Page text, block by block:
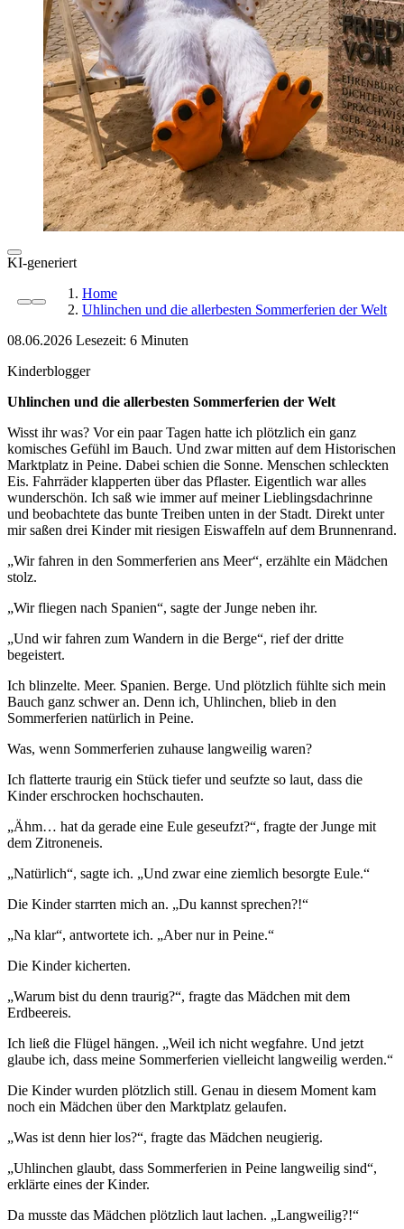
KI-generiert
Home
Uhlinchen und die allerbesten Sommerferien der Welt
08.06.2026 Lesezeit:
Kinderblogger
Uhlinchen und die allerbesten Sommerferien der Welt
Wisst ihr was? Vor ein paar Tagen hatte ich plötzlich ein ganz
komisches Gefühl im Bauch. Und zwar mitten auf dem Historischen
Marktplatz in Peine. Dabei schien die Sonne. Menschen schleckten
Eis. Fahrräder klapperten über das Pflaster. Eigentlich war alles
wunderschön. Ich saß wie immer auf meiner Lieblingsdachrinne
und beobachtete das bunte Treiben unten in der Stadt. Direkt unter
mir saßen drei Kinder mit riesigen Eiswaffeln auf dem Brunnenrand.
„Wir fahren in den Sommerferien ans Meer“, erzählte ein Mädchen
stolz.
„Wir fliegen nach Spanien“, sagte der Junge neben ihr.
„Und wir fahren zum Wandern in die Berge“, rief der dritte
begeistert.
Ich blinzelte. Meer. Spanien. Berge. Und plötzlich fühlte sich mein
Bauch ganz schwer an. Denn ich, Uhlinchen, blieb in den
Sommerferien natürlich in Peine.
Was, wenn Sommerferien zuhause langweilig waren?
Ich flatterte traurig ein Stück tiefer und seufzte so laut, dass die
Kinder erschrocken hochschauten.
„Ähm… hat da gerade eine Eule geseufzt?“, fragte der Junge mit
dem Zitroneneis.
„Natürlich“, sagte ich. „Und zwar eine ziemlich besorgte Eule.“
Die Kinder starrten mich an. „Du kannst sprechen?!“
„Na klar“, antwortete ich. „Aber nur in Peine.“
Die Kinder kicherten.
„Warum bist du denn traurig?“, fragte das Mädchen mit dem
Erdbeereis.
Ich ließ die Flügel hängen. „Weil ich nicht wegfahre. Und jetzt
glaube ich, dass meine Sommerferien vielleicht langweilig werden.“
Die Kinder wurden plötzlich still. Genau in diesem Moment kam
noch ein Mädchen über den Marktplatz gelaufen.
„Was ist denn hier los?“, fragte das Mädchen neugierig.
„Uhlinchen glaubt, dass Sommerferien in Peine langweilig sind“,
erklärte eines der Kinder.
Da musste das Mädchen plötzlich laut lachen. „Langweilig?!“